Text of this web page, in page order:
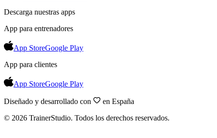
Descarga nuestras apps
App para entrenadores
App StoreGoogle Play
App para clientes
App StoreGoogle Play
Diseñado y desarrollado con
en España
© 2026 TrainerStudio. Todos los derechos reservados.